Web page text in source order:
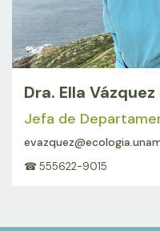
Dra. Ella
Jefa de
☎ 555622-9015